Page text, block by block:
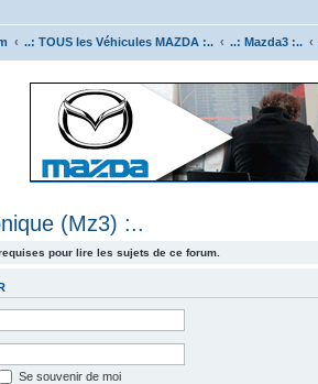
..: TOUS les Véhicules MAZDA :.. ..: Mazda3 :..
(Mz3) :..
pour lire les sujets de ce forum.
Se souvenir de moi